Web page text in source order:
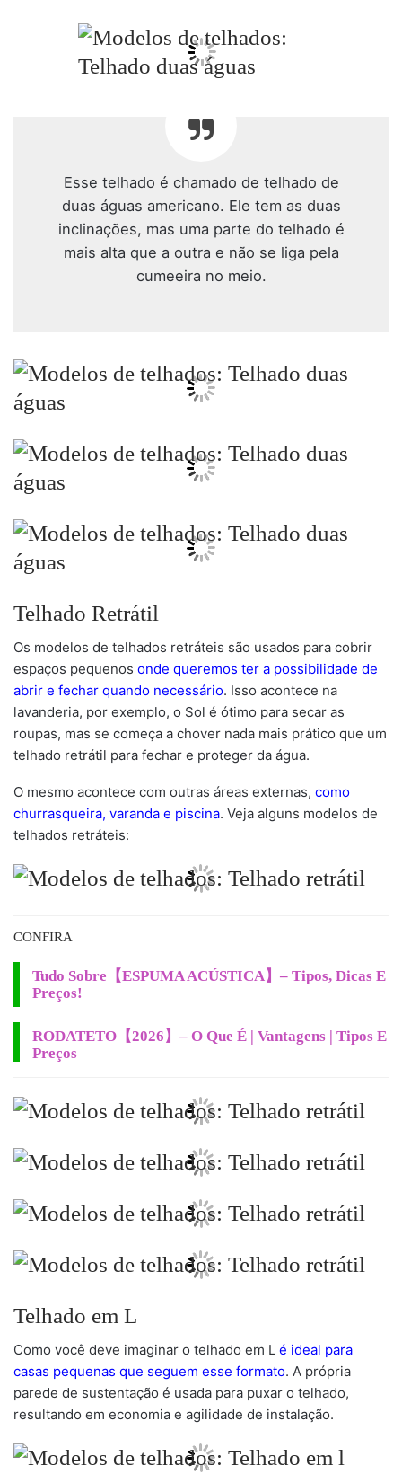
Esse telhado é chamado de telhado de
duas águas americano. Ele tem as duas
inclinações, mas uma parte do telhado é
mais alta que a outra e não se liga pela
cumeeira no meio.
Telhado Retrátil
Os modelos de telhados retráteis são usados para cobrir
espaços pequenos onde queremos ter a possibilidade de
abrir e fechar quando necessário. Isso acontece na
lavanderia, por exemplo, o Sol é ótimo para secar as
roupas, mas se começa a chover nada mais prático que um
telhado retrátil para fechar e proteger da água.
O mesmo acontece com outras áreas externas, como
churrasqueira, varanda e piscina. Veja alguns modelos de
telhados retráteis:
CONFIRA
Tudo Sobre【ESPUMA ACÚSTICA】– Tipos, Dicas E
Preços!
RODATETO【2026】– O Que É | Vantagens | Tipos E
Preços
Telhado em L
Como você deve imaginar o telhado em L é ideal para
casas pequenas que seguem esse formato. A própria
parede de sustentação é usada para puxar o telhado,
resultando em economia e agilidade de instalação.